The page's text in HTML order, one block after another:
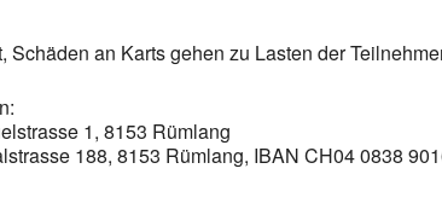
an Karts gehen zu Lasten der
1, 8153 Rümlang
188, 8153 Rümlang, IBAN CH04 0838